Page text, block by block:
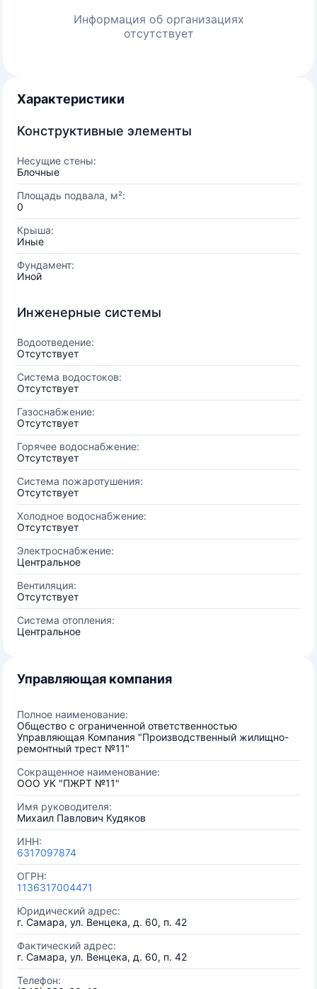
Информация об организациях
отсутствует
Характеристики
Конструктивные элементы
Несущие стены:
Блочные
Площадь подвала, м²:
0
Крыша:
Иные
Фундамент:
Иной
Инженерные системы
Водоотведение:
Отсутствует
Система водостоков:
Отсутствует
Газоснабжение:
Отсутствует
Горячее водоснабжение:
Отсутствует
Система пожаротушения:
Отсутствует
Холодное водоснабжение:
Отсутствует
Электроснабжение:
Центральное
Вентиляция:
Отсутствует
Система отопления:
Центральное
Управляющая компания
Полное наименование:
Общество с ограниченной ответственностью
Управляющая Компания "Производственный жилищно-
ремонтный трест №11"
Сокращенное наименование:
ООО УК "ПЖРТ №11"
Имя руководителя:
Михаил Павлович Кудяков
ИНН:
6317097874
ОГРН:
1136317004471
Юридический адрес:
г. Самара, ул. Венцека, д. 60, п. 42
Фактический адрес:
г. Самара, ул. Венцека, д. 60, п. 42
Телефон: